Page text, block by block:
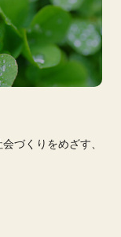
づくりをめざす、